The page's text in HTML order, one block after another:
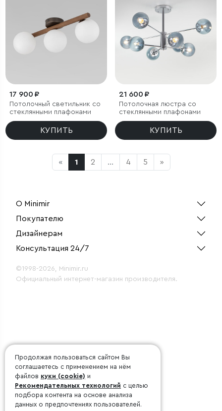
17 900 ₽
Потолочный светильник со
стеклянными плафонами
КУПИТЬ
21 600 ₽
Потолочная люстра со
стеклянными плафонами
КУПИТЬ
« 1 2 ... 4 5 »
О Minimir
Покупателю
Дизайнерам
Консультация 24/7
©1998-2026, Minimir.ru
Официальный интернет-магазин производителя.
Продолжая пользоваться сайтом Вы
соглашаетесь с применением на нём
файлов куки (cookie) и
Рекомендательных технологий с целью
подбора контента на основе анализа
данных о предпочтениях пользователей.